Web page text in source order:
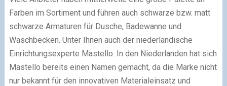
Farben im Sortiment und führen auch schwarze bzw. matt
schwarze Armaturen für Dusche, Badewanne und
Waschbecken. Unter Ihnen auch der niederländische
Einrichtungsexperte Mastello. In den Niederlanden hat sich
Mastello bereits einen Namen gemacht, da die Marke nicht
nur bekannt für den innovativen Materialeinsatz und